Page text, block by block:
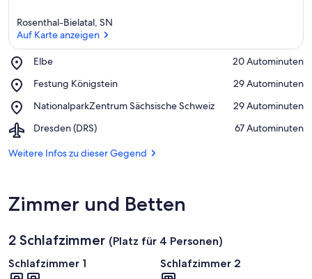
Rosenthal-Bielatal, SN
Auf Karte anzeigen
Elbe
Place,
‪20 Autominuten‬
Festung Königstein
Place,
Königstein
‪29 Autominuten‬
NationalparkZentrum Sächsische Schweiz
Place,
Sächsische
‪29 Autominuten‬
Dresden (DRS)
Airport,
(DRS)
‪67 Autominuten‬
Weitere Infos zu dieser Gegend
Zimmer und Betten
2 Schlafzimmer (Platz für 4 Personen)
Schlafzimmer 1
Schlafzimmer 2